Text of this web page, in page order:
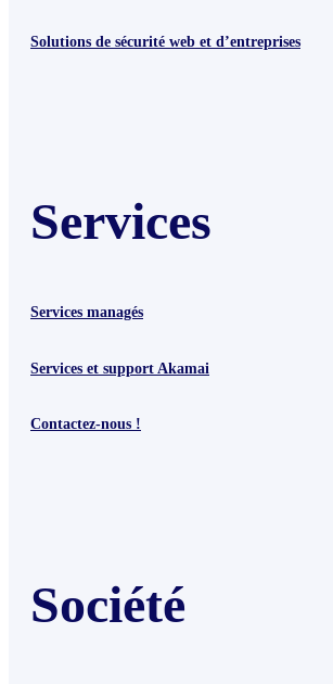
Solutions de sécurité web et d’entreprises
Services
Services managés
Services et support Akamai
Contactez-nous !
Société